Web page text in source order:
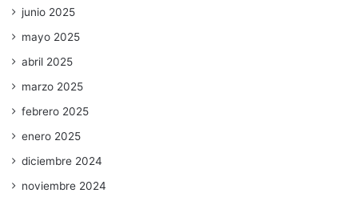
junio 2025
mayo 2025
abril 2025
marzo 2025
febrero 2025
enero 2025
diciembre 2024
noviembre 2024